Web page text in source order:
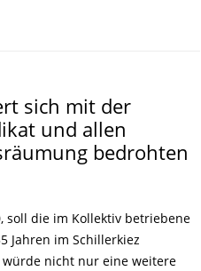
sich mit der
und allen
bedrohten
soll die im Kollektiv betriebene
Jahren im Schillerkiez
nicht nur eine weitere